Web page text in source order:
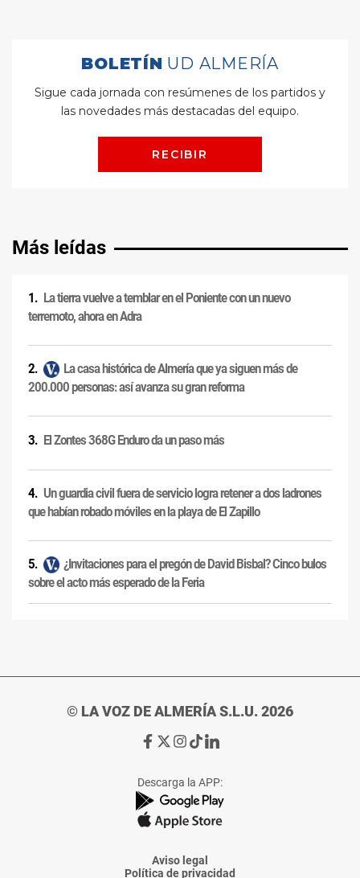
Más leídas
La tierra vuelve a temblar en el Poniente con un nuevo
terremoto, ahora en Adra
La casa histórica de Almería que ya siguen más de
200.000 personas: así avanza su gran reforma
El Zontes 368G Enduro da un paso más
Un guardia civil fuera de servicio logra retener a dos ladrones
que habían robado móviles en la playa de El Zapillo
¿Invitaciones para el pregón de David Bisbal? Cinco bulos
sobre el acto más esperado de la Feria
© LA VOZ DE ALMERÍA S.L.U. 2026
Ir
de
La
Voz
Almería
Ir
de
La
Voz
Almería
Ir
de
La
Voz
Almería
Ir
de
La
Voz
Almería
Ir
de
La
Voz
Descarga la APP:
Aviso legal
Política de privacidad